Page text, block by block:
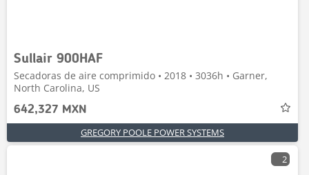
Sullair 900HAF
Secadoras de aire comprimido • 2018 • 3036h • Garner,
North Carolina, US
642,327 MXN
GREGORY POOLE POWER SYSTEMS
2